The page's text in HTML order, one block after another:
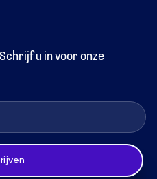
u in voor onze